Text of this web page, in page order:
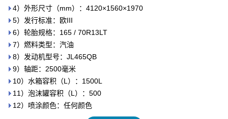
4）外形尺寸（mm）：4120×1560×1970
5）发行标准：欧III
6）轮胎规格：165 / 70R13LT
7）燃料类型：汽油
8）发动机型号：JL465QB
9）轴距：2500毫米
10）水箱容积（L）：1500L
11）泡沫罐容积（L）：500
12）喷涂颜色：任何颜色